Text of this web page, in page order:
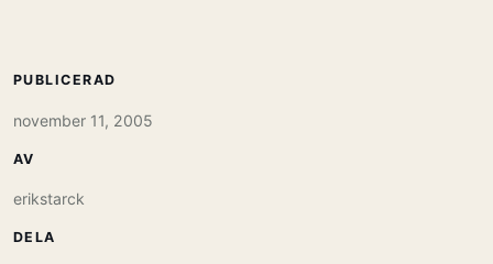
PUBLICERAD
november 11, 2005
AV
erikstarck
DELA